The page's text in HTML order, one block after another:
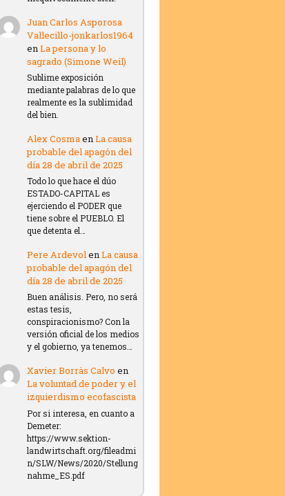
Juan Carlos Asporosa
Vallecillo-jonkarlos1964
enLa persona y lo
sagrado (Simone Weil)
Sublime exposición
mediante palabras de lo que
realmente es la sublimidad
del bien.
Alex CosmaenLa causa
probable del apagón del
día 28 de abril de 2025
Todo lo que hace el dúo
ESTADO-CAPITAL es
ejerciendo el PODER que
tiene sobre el PUEBLO. El
que detenta el…
Pere ArdevolenLa causa
probable del apagón del
día 28 de abril de 2025
Buen análisis. Pero, no será
estas tesis,
conspiracionismo? Con la
versión oficial de los medios
y el gobierno, ya tenemos…
Xavier Borràs Calvo en
La voluntad de poder y el
izquierdismo ecofascista
Por si interesa, en cuanto a
Demeter:
https://www.sektion-
landwirtschaft.org/fileadmi
n/SLW/News/2020/Stellung
nahme_ES.pdf